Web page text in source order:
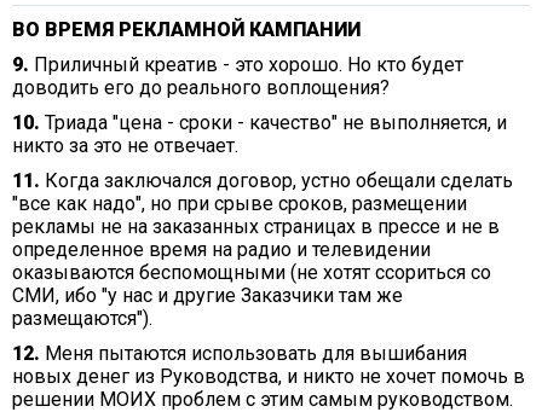
ВО ВРЕМЯ РЕКЛАМНОЙ КАМПАНИИ
9. Приличный креатив - это хорошо. Но кто будет
доводить его до реального воплощения?
10. Триада "цена - сроки - качество" не выполняется, и
никто за это не отвечает.
11. Когда заключался договор, устно обещали сделать
"все как надо", но при срыве сроков, размещении
рекламы не на заказанных страницах в прессе и не в
определенное время на радио и телевидении
оказываются беспомощными (не хотят ссориться со
СМИ, ибо "у нас и другие Заказчики там же
размещаются").
12. Меня пытаются использовать для вышибания
новых денег из Руководства, и никто не хочет помочь в
решении МОИХ проблем с этим самым руководством.